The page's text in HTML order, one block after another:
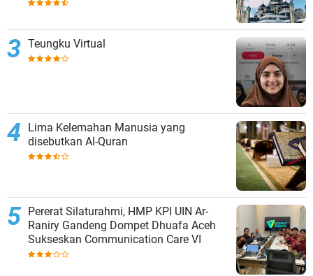
Teungku Virtual
Lima Kelemahan Manusia yang
disebutkan Al-Quran
Pererat Silaturahmi, HMP KPI UIN Ar-
Raniry Gandeng Dompet Dhuafa Aceh
Sukseskan Communication Care VI